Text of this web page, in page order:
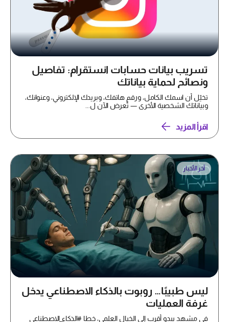
تسريب بيانات حسابات انستقرام: تفاصيل
ونصائح لحماية بياناتك
تخيّل أن اسمك الكامل، ورقم هاتفك، وبريدك الإلكتروني، وعنوانك،
وبياناتك الشخصية الأخرى — تُعرض الآن ل...
اقرأ المزيد
آخر الأخبار
ليس طبيبًا… روبوت بالذكاء الاصطناعي يدخل
غرفة العمليات
في مشهد يبدو أقرب إلى الخيال العلمي، خطا #الذكاء_الاصطناعي